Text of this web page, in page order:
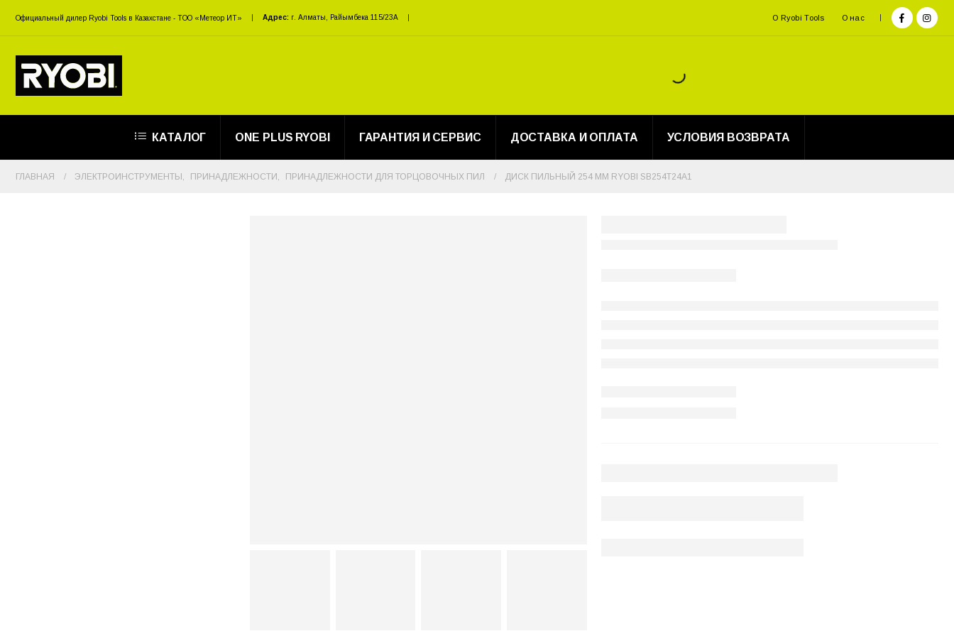
Официальный дилер Ryobi Tools в Казахстане - ТОО «Метеор ИТ» Адрес: г. Алматы, Райымбека 115/23A О Ryobi Tools О нас
КАТАЛОГ ONE PLUS RYOBI ГАРАНТИЯ И СЕРВИС ДОСТАВКА И ОПЛАТА УСЛОВИЯ ВОЗВРАТА
ГЛАВНАЯ ЭЛЕКТРОИНСТРУМЕНТЫ , ПРИНАДЛЕЖНОСТИ , ПРИНАДЛЕЖНОСТИ ДЛЯ ТОРЦОВОЧНЫХ ПИЛ ДИСК ПИЛЬНЫЙ 254 ММ RYOBI SB254T24A1